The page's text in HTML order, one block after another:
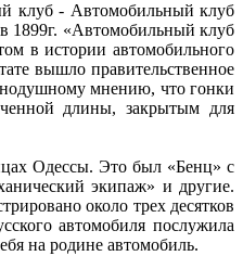
клуб - Автомобильный клуб
1899г. «Автомобильный клуб
в истории автомобильного
вышло правительственное
мнению, что гонки
длины, закрытым для
Одессы. Это был «Бенц» с
экипаж» и другие.
около трех десятков
автомобиля послужила
на родине автомобиль.